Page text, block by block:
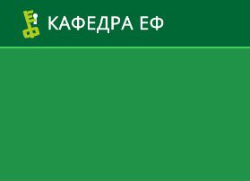
Перейти до основного вмісту